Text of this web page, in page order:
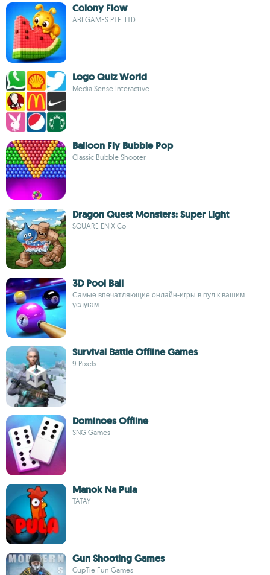
Colony Flow
ABI GAMES PTE. LTD.
Logo Quiz World
Media Sense Interactive
Balloon Fly Bubble Pop
Classic Bubble Shooter
Dragon Quest Monsters: Super Light
SQUARE ENIX Co
3D Pool Ball
Самые впечатляющие онлайн-игры в пул к вашим
услугам
Survival Battle Offline Games
9 Pixels
Dominoes Offline
SNG Games
Manok Na Pula
TATAY
Gun Shooting Games
CupTie Fun Games